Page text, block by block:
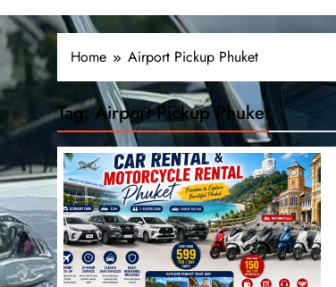
Home Airport Pickup Phuket
Tag:Airport Pickup Phuket